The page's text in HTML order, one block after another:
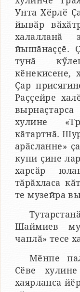
Унта Хӗрлӗ
йывӑр
халалланӑ
йышӑнаҫҫӗ.
тунӑ
кӗнекисене,
Ҫар
Раҫҫейре
хулине
кӑтартнӑ.
арӑсланне»
купи ҫине
харсӑр
тӑрӑхласа
те музейра
Шаймиев
чаплӑ» тесе
Мӗнпе
Сӗве
хаярланса